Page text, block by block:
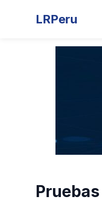
LRPeru